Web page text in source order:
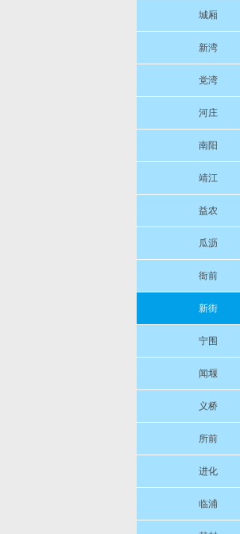
城厢
新湾
党湾
河庄
南阳
靖江
益农
瓜沥
衙前
新街
宁围
闻堰
义桥
所前
进化
临浦